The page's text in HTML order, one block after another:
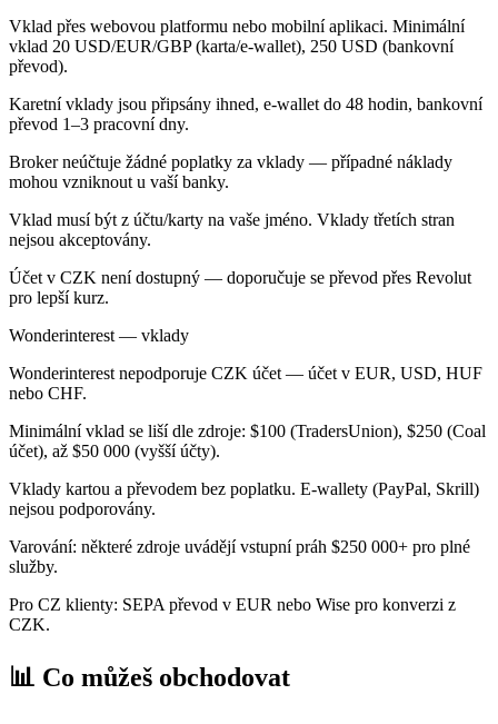
Vklad přes webovou platformu nebo mobilní aplikaci. Minimální
vklad 20 USD/EUR/GBP (karta/e-wallet), 250 USD (bankovní
převod).
Karetní vklady jsou připsány ihned, e-wallet do 48 hodin, bankovní
převod 1–3 pracovní dny.
Broker neúčtuje žádné poplatky za vklady — případné náklady
mohou vzniknout u vaší banky.
Vklad musí být z účtu/karty na vaše jméno. Vklady třetích stran
nejsou akceptovány.
Účet v CZK není dostupný — doporučuje se převod přes Revolut
pro lepší kurz.
Wonderinterest — vklady
Wonderinterest nepodporuje CZK účet — účet v EUR, USD, HUF
nebo CHF.
Minimální vklad se liší dle zdroje: $100 (TradersUnion), $250 (Coal
účet), až $50 000 (vyšší účty).
Vklady kartou a převodem bez poplatku. E-wallety (PayPal, Skrill)
nejsou podporovány.
Varování: některé zdroje uvádějí vstupní práh $250 000+ pro plné
služby.
Pro CZ klienty: SEPA převod v EUR nebo Wise pro konverzi z
CZK.
📊 Co můžeš obchodovat